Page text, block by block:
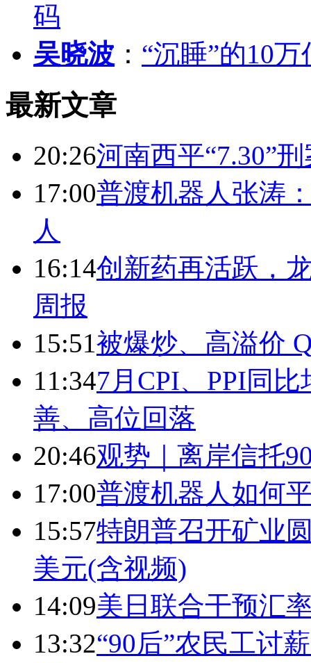
码
吴晓波 ： “沉睡”的10
最新文章
20:26河南西平“7.30”
17:00普渡机器人张涛
人
16:14创新药再活跃，
周报
15:51被爆炒、高溢价
11:347月CPI、PPI同
善、高位回落
20:46观势｜离岸信托
17:00普渡机器人如何
15:57特朗普召开矿业
美元(含视频)
14:09美日联合干预汇
13:32“90后”农民工讨